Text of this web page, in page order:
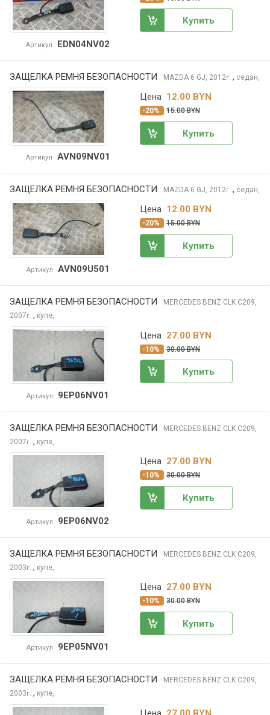
Артикул EDN04NV02
Купить
ЗАЩЕЛКА РЕМНЯ БЕЗОПАСНОСТИ MAZDA 6 GJ, 2012г. , седан,
Артикул AVN09NV01
Цена 12.00 BYN
-20% 15.00 BYN
Купить
ЗАЩЕЛКА РЕМНЯ БЕЗОПАСНОСТИ MAZDA 6 GJ, 2012г. , седан,
Артикул AVN09U501
Цена 12.00 BYN
-20% 15.00 BYN
Купить
ЗАЩЕЛКА РЕМНЯ БЕЗОПАСНОСТИ MERCEDES BENZ CLK C209,
2007г. , купе,
Артикул 9EP06NV01
Цена 27.00 BYN
-10% 30.00 BYN
Купить
ЗАЩЕЛКА РЕМНЯ БЕЗОПАСНОСТИ MERCEDES BENZ CLK C209,
2007г. , купе,
Артикул 9EP06NV02
Цена 27.00 BYN
-10% 30.00 BYN
Купить
ЗАЩЕЛКА РЕМНЯ БЕЗОПАСНОСТИ MERCEDES BENZ CLK C209,
2003г. , купе,
Артикул 9EP05NV01
Цена 27.00 BYN
-10% 30.00 BYN
Купить
ЗАЩЕЛКА РЕМНЯ БЕЗОПАСНОСТИ MERCEDES BENZ CLK C209,
2003г. , купе,